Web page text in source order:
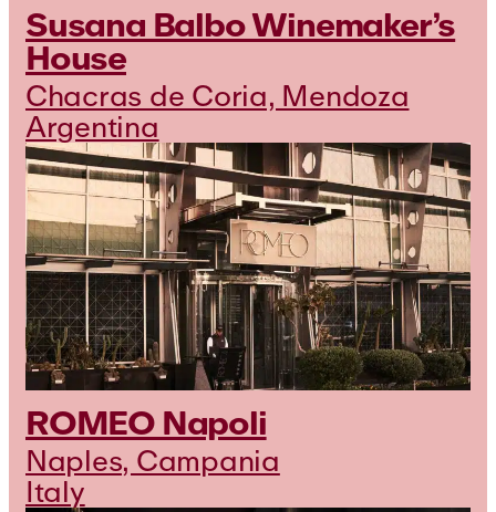
Susana Balbo Winemaker’s
House
Chacras de Coria, Mendoza
Argentina
ROMEO Napoli
Naples, Campania
Italy